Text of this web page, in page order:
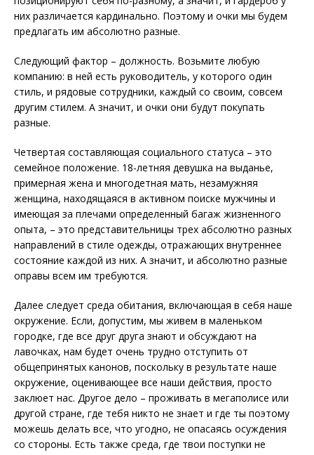
них различается кардинально. Поэтому и очки мы будем
предлагать им абсолютно разные.
Следующий фактор – должность. Возьмите любую
компанию: в ней есть руководитель, у которого один
стиль, и рядовые сотрудники, каждый со своим, совсем
другим стилем. А значит, и очки они будут покупать
разные.
Четвертая составляющая социального статуса – это
семейное положение. 18-летняя девушка на выданье,
примерная жена и многодетная мать, незамужняя
женщина, находящаяся в активном поиске мужчины и
имеющая за плечами определенный багаж жизненного
опыта, – это представительницы трех абсолютно разных
направлений в стиле одежды, отражающих внутреннее
состояние каждой из них. А значит, и абсолютно разные
оправы всем им требуются.
Далее следует среда обитания, включающая в себя наше
окружение. Если, допустим, мы живем в маленьком
городке, где все друг друга знают и обсуждают на
лавочках, нам будет очень трудно отступить от
общепринятых канонов, поскольку в результате наше
окружение, оценивающее все наши действия, просто
заклюет нас. Другое дело – проживать в мегаполисе или
другой стране, где тебя никто не знает и где ты поэтому
можешь делать все, что угодно, не опасаясь осуждения
со стороны. Есть также среда, где твои поступки не